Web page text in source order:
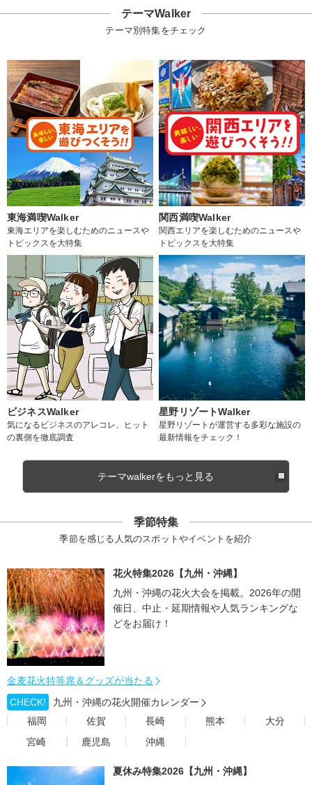
テーマWalker
テーマ別特集をチェック
東海満喫Walker
東海エリアを楽しむためのニュースや
トピックスを大特集
関西満喫Walker
関西エリアを楽しむためのニュースや
トピックスを大特集
ビジネスWalker
気になるビジネスのアレコレ、ヒット
の裏側を徹底調査
星野リゾートWalker
星野リゾートが運営する多彩な施設の
最新情報をチェック！
テーマwalkerをもっと見る
季節特集
季節を感じる人気のスポットやイベントを紹介
花火特集2026【九州・沖縄】
九州・沖縄の花火大会を掲載。2026年の開
催日、中止・延期情報や人気ランキングな
どをお届け！
金麦花火特等席＆グッズが当たる
CHECK!
九州・沖縄の花火開催カレンダー
福岡
佐賀 長崎 熊本
大分
宮崎
鹿児島 沖縄
夏休み特集2026【九州・沖縄】